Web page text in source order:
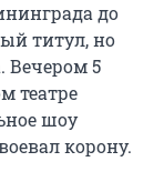
до
титул, но
Вечером 5
театре
шоу
корону.